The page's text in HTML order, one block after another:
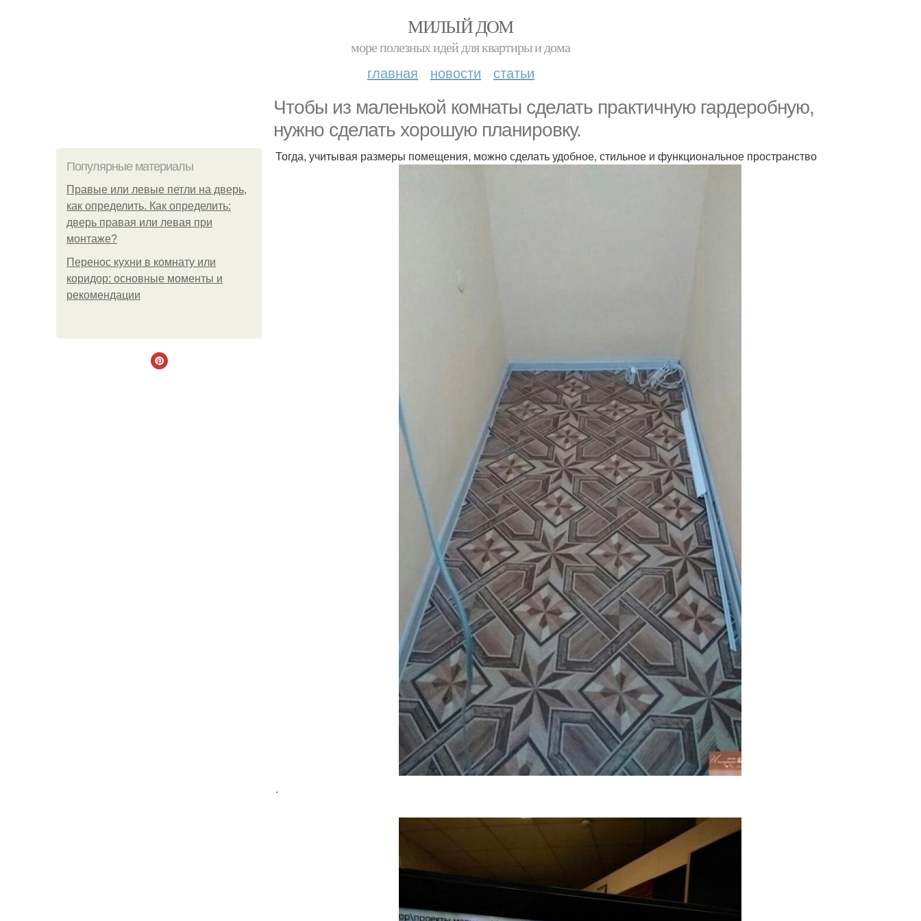
МИЛЫЙ ДОМ
море полезных идей для квартиры и дома
главная новости статьи
Чтобы из маленькой комнаты сделать практичную гардеробную,
нужно сделать хорошую планировку.
Популярные материалы
Правые или левые петли на дверь,
как определить. Как определить:
дверь правая или левая при
монтаже?
Перенос кухни в комнату или
коридор: основные моменты и
рекомендации
Тогда, учитывая размеры помещения, можно сделать удобное, стильное и функциональное пространство
.